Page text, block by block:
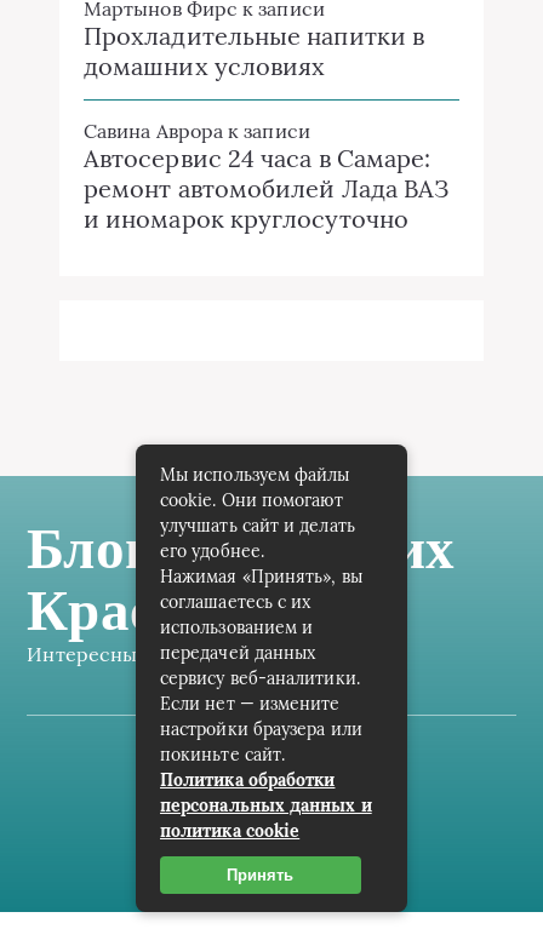
Мартынов Фирс к записи
Прохладительные напитки в
домашних условиях
Савина Аврора к записи
Автосервис 24 часа в Самаре:
ремонт автомобилей Лада ВАЗ
и иномарок круглосуточно
Блог Самарских
Краеведов
Интересные заметки каждый день
Карта сайта
Пользовательское соглашение
Контакты
Мы используем файлы
cookie. Они помогают
улучшать сайт и делать
его удобнее.
Нажимая «Принять», вы
соглашаетесь с их
использованием и
передачей данных
сервису веб-аналитики.
Если нет — измените
настройки браузера или
покиньте сайт.
Политика обработки
персональных данных и
политика cookie
Принять